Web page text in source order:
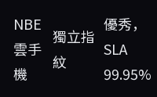
NBE
雲手
機
獨立指
紋
優秀，
SLA
99.95%